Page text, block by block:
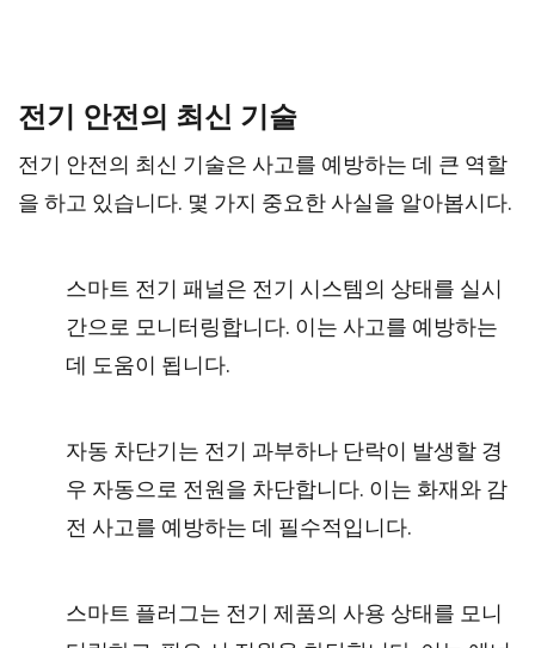
전기 안전의 최신 기술
전기 안전의 최신 기술은 사고를 예방하는 데 큰 역할
을 하고 있습니다. 몇 가지 중요한 사실을 알아봅시다.
스마트 전기 패널은 전기 시스템의 상태를 실시
간으로 모니터링합니다. 이는 사고를 예방하는
데 도움이 됩니다.
자동 차단기는 전기 과부하나 단락이 발생할 경
우 자동으로 전원을 차단합니다. 이는 화재와 감
전 사고를 예방하는 데 필수적입니다.
스마트 플러그는 전기 제품의 사용 상태를 모니